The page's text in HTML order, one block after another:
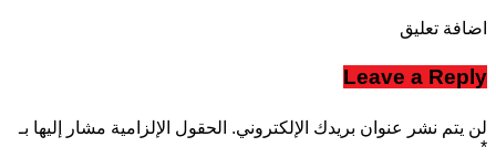
اضافة تعليق
Leave a Reply
لن يتم نشر عنوان بريدك الإلكتروني. الحقول الإلزامية مشار إليها بـ
*